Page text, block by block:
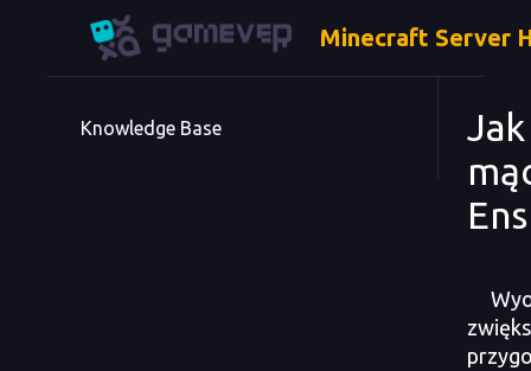
Minecraft Server
Knowledge Base